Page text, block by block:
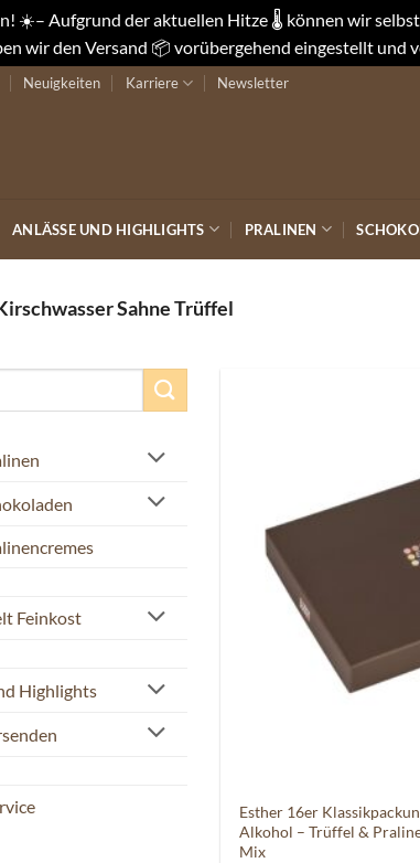
☀️– Aufgrund der aktuellen Hitze 🌡️ können wir
wir den Versand 📦 vorübergehend eingestellt und
Neuigkeiten Karriere Newsletter
ANLÄSSE UND HIGHLIGHTS PRALINEN
Sahne Trüffel
Feinkost
Highlights
Esther 16er
Alkohol – Trüffel &
Mix